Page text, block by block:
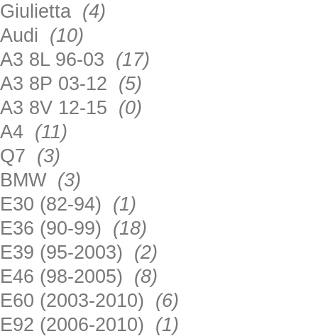
Giulietta (4)
Audi (10)
A3 8L 96-03 (17)
A3 8P 03-12 (5)
A3 8V 12-15 (0)
A4 (11)
Q7 (3)
BMW (3)
E30 (82-94) (1)
E36 (90-99) (18)
E39 (95-2003) (2)
E46 (98-2005) (8)
E60 (2003-2010) (6)
E92 (2006-2010) (1)